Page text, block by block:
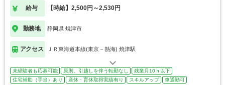
給与 【時給】2,500円～2,530円
勤務地 静岡県 焼津市
アクセス ＪＲ東海道本線(東京－熱海) 焼津駅
未経験者も応募可能 原則、引越しを伴う転勤なし
残業月10ｈ以下
住宅補助（手当）あり
産休・育休取得実績有り スキルアップ
車通勤可